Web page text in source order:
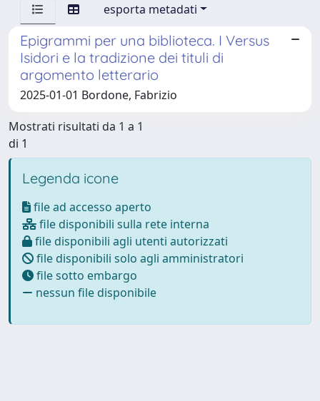
esporta metadati
Epigrammi per una biblioteca. I Versus
Isidori e la tradizione dei tituli di
argomento letterario
2025-01-01 Bordone, Fabrizio
Mostrati risultati da 1 a 1
di 1
Legenda icone
file ad accesso aperto
file disponibili sulla rete interna
file disponibili agli utenti autorizzati
file disponibili solo agli amministratori
file sotto embargo
nessun file disponibile